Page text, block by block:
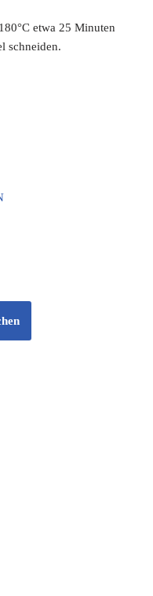
etwa 25 Minuten
schneiden.